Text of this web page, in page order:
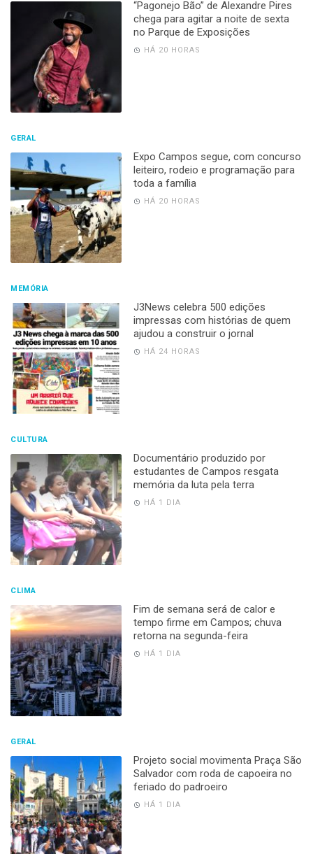
“Pagonejo Bão” de Alexandre Pires
chega para agitar a noite de sexta
no Parque de Exposições
HÁ 20 HORAS
GERAL
Expo Campos segue, com concurso
leiteiro, rodeio e programação para
toda a família
HÁ 20 HORAS
MEMÓRIA
J3News celebra 500 edições
impressas com histórias de quem
ajudou a construir o jornal
HÁ 24 HORAS
CULTURA
Documentário produzido por
estudantes de Campos resgata
memória da luta pela terra
HÁ 1 DIA
CLIMA
Fim de semana será de calor e
tempo firme em Campos; chuva
retorna na segunda-feira
HÁ 1 DIA
GERAL
Projeto social movimenta Praça São
Salvador com roda de capoeira no
feriado do padroeiro
HÁ 1 DIA